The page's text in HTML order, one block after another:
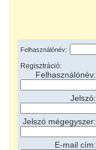
Felhasználónév:
Regisztráció:
Felhasználónév:
Jelszó:
Jelszó mégegyszer:
E-mail cím: